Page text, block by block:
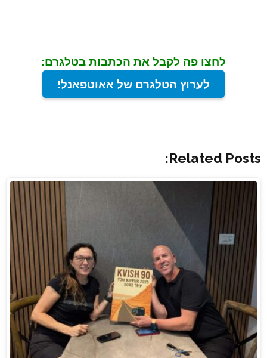
לחצו פה לקבל את הכתבות בטלגרם:
לערוץ הטלגרם של אאוטפאנל!
Related Posts: